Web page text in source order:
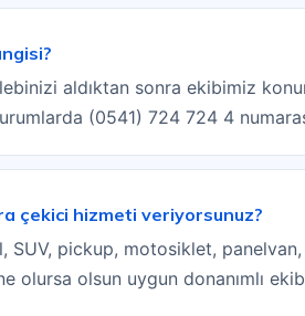
aldıktan sonra ekibimiz
(0541) 724 724 4
çekici hizmeti veriyorsunuz?
pickup, motosiklet,
olursa olsun uygun donanımlı